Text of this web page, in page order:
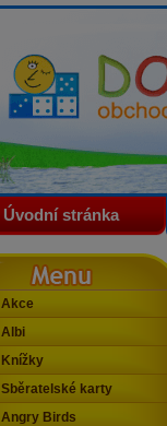
Domino - obchod s
Úvodní stránka
Menu
Akce
Albi
Knížky
Sběratelské karty
Angry Birds